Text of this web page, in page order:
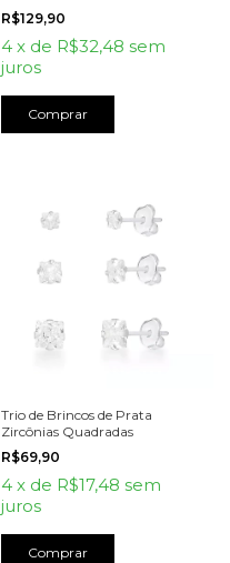
R$129,90
4 x de R$32,48 sem
juros
Trio de Brincos de Prata
Zircônias Quadradas
R$69,90
4 x de R$17,48 sem
juros